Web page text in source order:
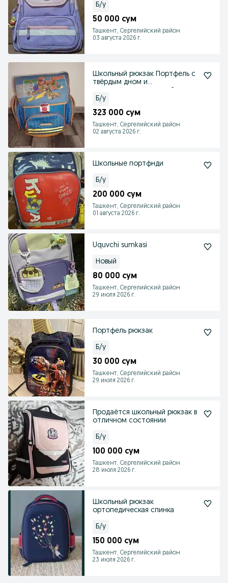
Б/у
50 000 сум
Ташкент, Сергелийский район
03 августа 2026 г.
Школьный рюкзак Портфель с
твёрдым дном и
Б/у
323 000 сум
Ташкент, Сергелийский район
02 августа 2026 г.
Школьные портфнди
Б/у
200 000 сум
Ташкент, Сергелийский район
01 августа 2026 г.
Uquvchi sumkasi
Новый
80 000 сум
Ташкент, Сергелийский район
29 июля 2026 г.
Портфель рюкзак
Б/у
30 000 сум
Ташкент, Сергелийский район
29 июля 2026 г.
Продаётся школьный рюкзак в
отличном состоянии
Б/у
100 000 сум
Ташкент, Сергелийский район
28 июля 2026 г.
Школьный рюкзак
ортопедическая спинка
Б/у
150 000 сум
Ташкент, Сергелийский район
23 июля 2026 г.